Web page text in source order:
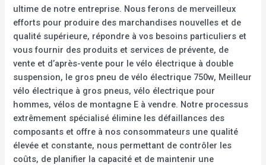
ultime de notre entreprise. Nous ferons de merveilleux
efforts pour produire des marchandises nouvelles et de
qualité supérieure, répondre à vos besoins particuliers et
vous fournir des produits et services de prévente, de
vente et d’après-vente pour le vélo électrique à double
suspension, le gros pneu de vélo électrique 750w, Meilleur
vélo électrique à gros pneus, vélo électrique pour
hommes, vélos de montagne E à vendre. Notre processus
extrêmement spécialisé élimine les défaillances des
composants et offre à nos consommateurs une qualité
élevée et constante, nous permettant de contrôler les
coûts, de planifier la capacité et de maintenir une